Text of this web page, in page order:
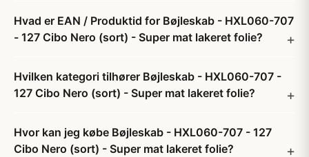
Hvad er EAN / Produktid for Bøjleskab - HXL060-707
- 127 Cibo Nero (sort) - Super mat lakeret folie?
Hvilken kategori tilhører Bøjleskab - HXL060-707 -
127 Cibo Nero (sort) - Super mat lakeret folie?
Hvor kan jeg købe Bøjleskab - HXL060-707 - 127
Cibo Nero (sort) - Super mat lakeret folie?